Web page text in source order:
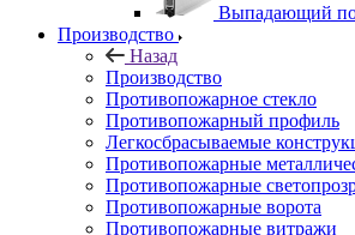
Выпадающий
Производство
Назад
Производство
Противопожарное стекло
Противопожарный профиль
Легкосбрасываемые
Противопожарные
Противопожарные
Противопожарные ворота
Противопожарные витражи